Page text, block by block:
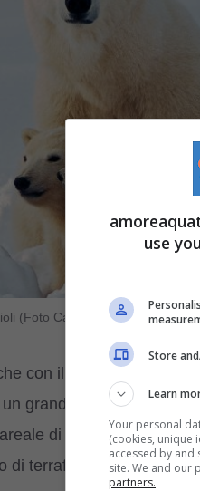
(Foto Canva –
con il nome scientifico di
grande mammifero
di diffusione è la
di terraferma esistente
use
Store
Learn
Your personal
(cookies, unique
accessed by
site. We and our
partners.